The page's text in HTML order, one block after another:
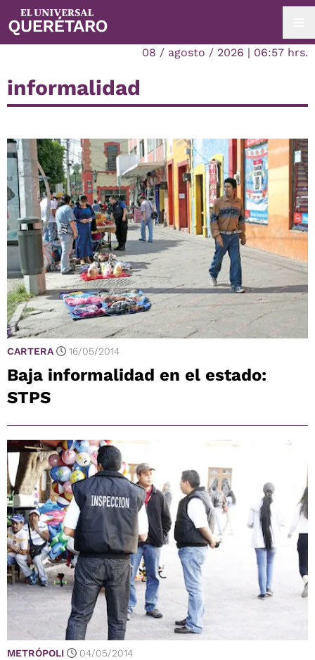
08 / agosto / 2026 | 06:57 hrs.
informalidad
CARTERA 16/05/2014
Baja informalidad en el estado:
STPS
METRÓPOLI 04/05/2014